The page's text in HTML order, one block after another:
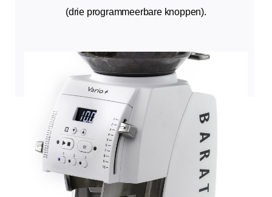
(drie programmeerbare knoppen).